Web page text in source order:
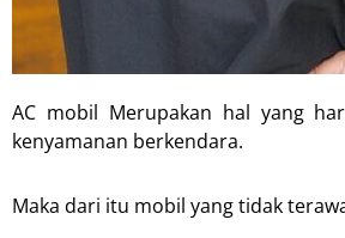
AC mobil Merupakan hal yang
kenyamanan berkendara.
Maka dari itu mobil yang tidak